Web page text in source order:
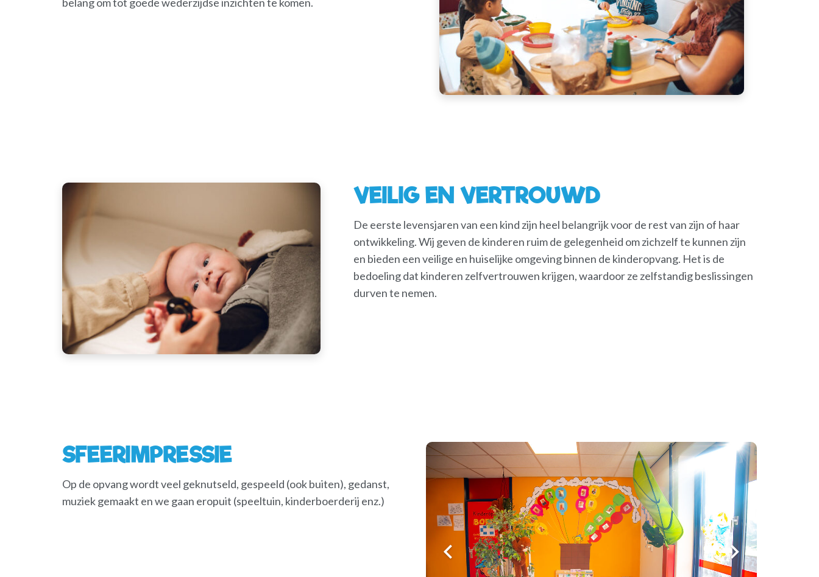
VEILIG EN VERTROUWD
De eerste levensjaren van een kind zijn heel belangrijk voor de rest van zijn of haar
ontwikkeling. Wij geven de kinderen ruim de gelegenheid om zichzelf te kunnen zijn
en bieden een veilige en huiselijke omgeving binnen de kinderopvang. Het is de
bedoeling dat kinderen zelfvertrouwen krijgen, waardoor ze zelfstandig beslissingen
durven te nemen.
SFEERIMPRESSIE
Op de opvang wordt veel geknutseld, gespeeld (ook buiten), gedanst,
muziek gemaakt en we gaan eropuit (speeltuin, kinderboerderij enz.)